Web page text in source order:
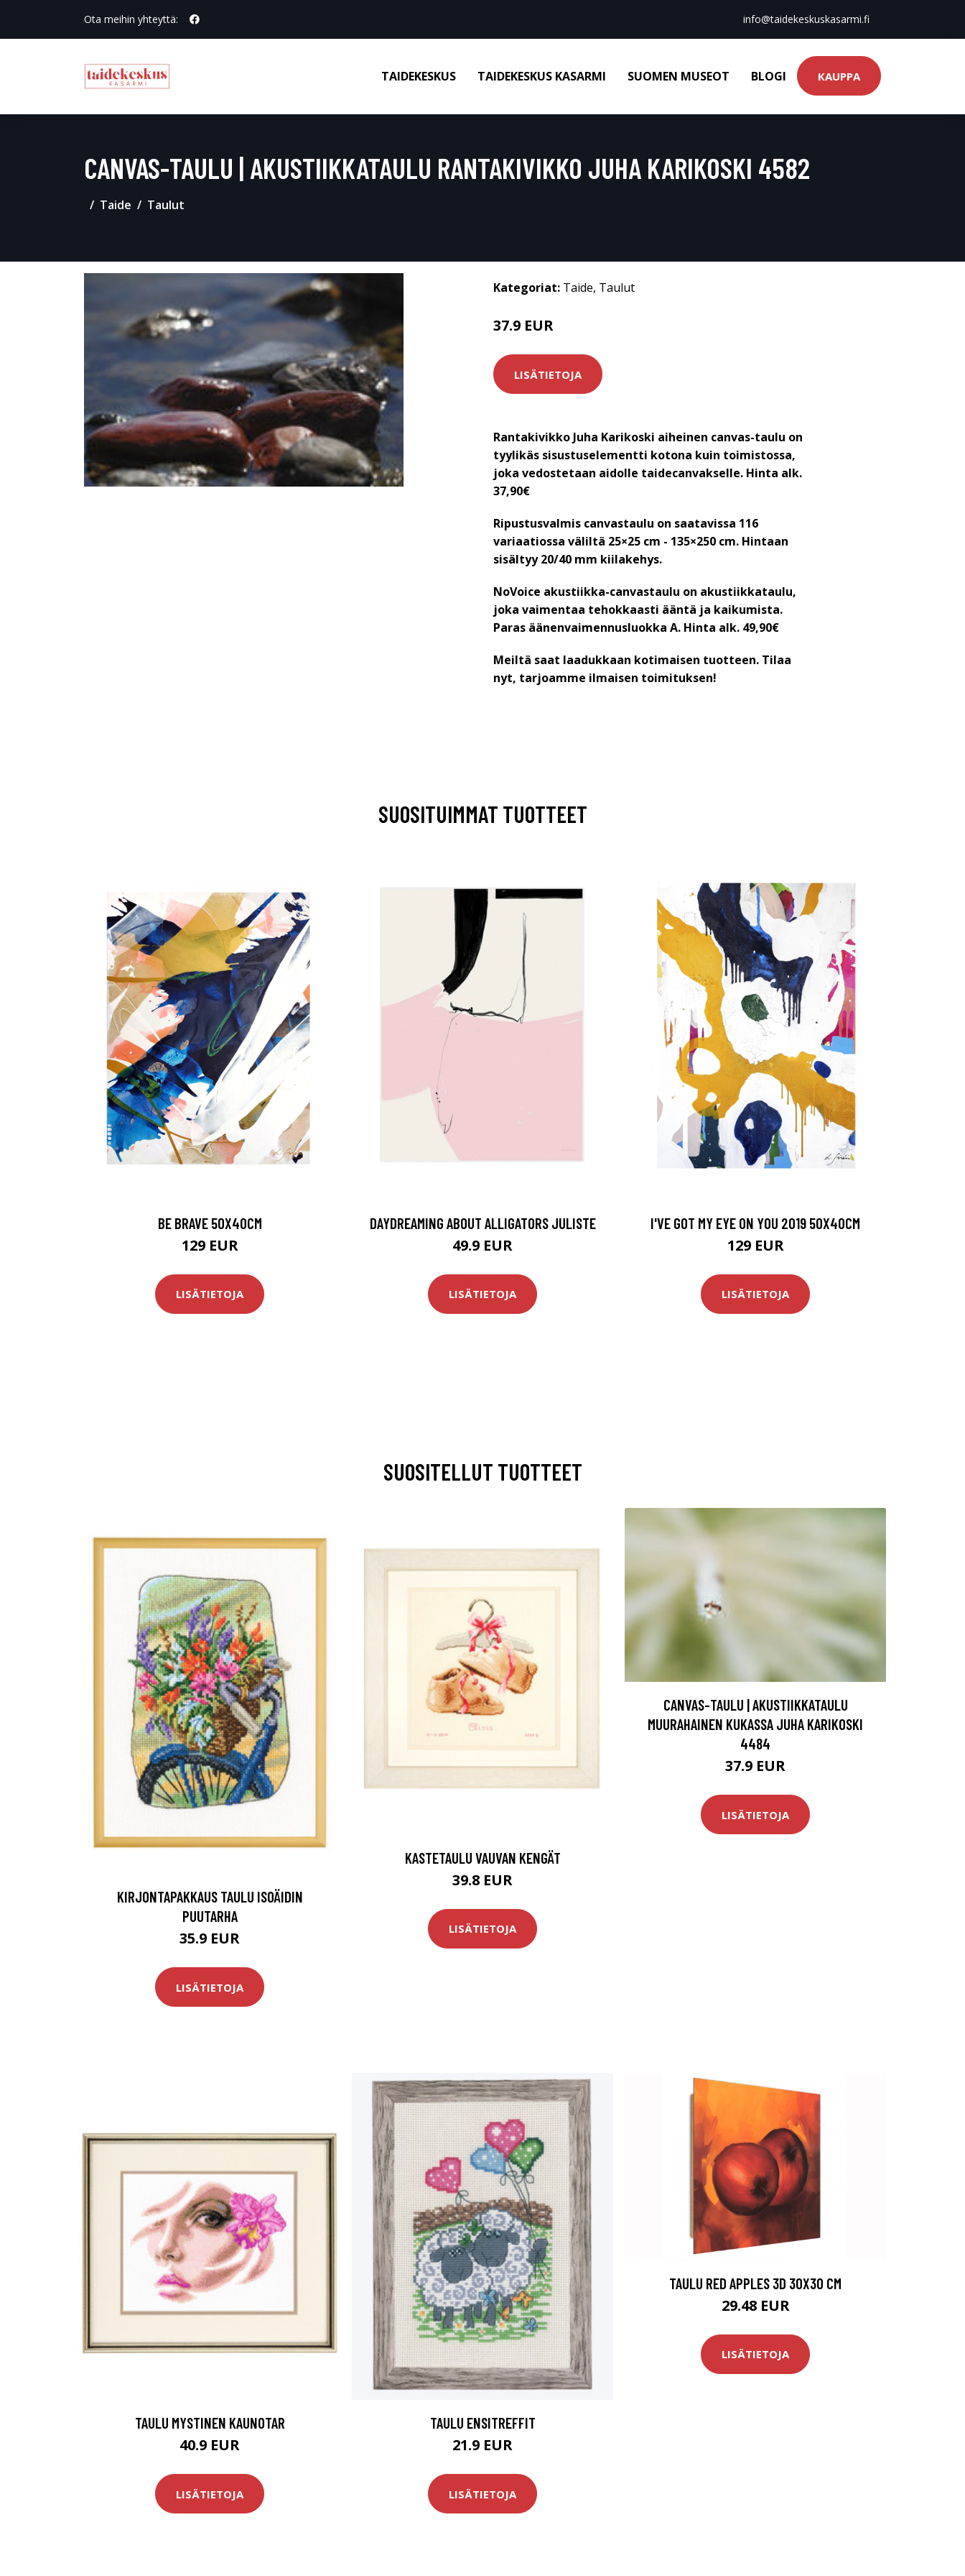
Ota meihin yhteyttä: info@taidekeskuskasarmi.fi
TAIDEKESKUS TAIDEKESKUS KASARMI SUOMEN MUSEOT BLOGI KAUPPA
CANVAS-TAULU | AKUSTIIKKATAULU RANTAKIVIKKO JUHA KARIKOSKI 4582
Taide Taulut
Kategoriat: Taide, Taulut
37.9 EUR
LISÄTIETOJA
Rantakivikko Juha Karikoski aiheinen canvas-taulu on
tyylikäs sisustuselementti kotona kuin toimistossa,
joka vedostetaan aidolle taidecanvakselle. Hinta alk.
37,90€
Ripustusvalmis canvastaulu on saatavissa 116
variaatiossa väliltä 25×25 cm - 135×250 cm. Hintaan
sisältyy 20/40 mm kiilakehys.
NoVoice akustiikka-canvastaulu on akustiikkataulu,
joka vaimentaa tehokkaasti ääntä ja kaikumista.
Paras äänenvaimennusluokka A. Hinta alk. 49,90€
Meiltä saat laadukkaan kotimaisen tuotteen. Tilaa
nyt, tarjoamme ilmaisen toimituksen!
SUOSITUIMMAT TUOTTEET
BE BRAVE 50X40CM
129 EUR
LISÄTIETOJA
DAYDREAMING ABOUT ALLIGATORS JULISTE
49.9 EUR
LISÄTIETOJA
I'VE GOT MY EYE ON YOU 2019 50X40CM
129 EUR
LISÄTIETOJA
SUOSITELLUT TUOTTEET
KIRJONTAPAKKAUS TAULU ISOÄIDIN
PUUTARHA
35.9 EUR
LISÄTIETOJA
KASTETAULU VAUVAN KENGÄT
39.8 EUR
LISÄTIETOJA
CANVAS-TAULU | AKUSTIIKKATAULU
MUURAHAINEN KUKASSA JUHA KARIKOSKI
4484
37.9 EUR
LISÄTIETOJA
TAULU MYSTINEN KAUNOTAR
40.9 EUR
LISÄTIETOJA
TAULU ENSITREFFIT
21.9 EUR
LISÄTIETOJA
TAULU RED APPLES 3D 30X30 CM
29.48 EUR
LISÄTIETOJA